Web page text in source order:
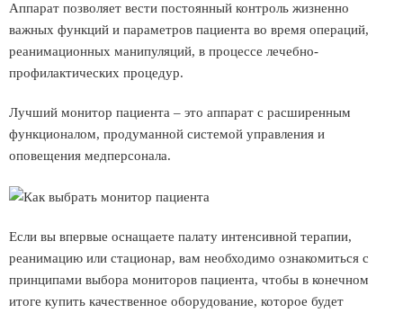
Аппарат позволяет вести постоянный контроль жизненно
важных функций и параметров пациента во время операций,
реанимационных манипуляций, в процессе лечебно-
профилактических процедур.
Лучший монитор пациента – это аппарат с расширенным
функционалом, продуманной системой управления и
оповещения медперсонала.
Если вы впервые оснащаете палату интенсивной терапии,
реанимацию или стационар, вам необходимо ознакомиться с
принципами выбора мониторов пациента, чтобы в конечном
итоге купить качественное оборудование, которое будет